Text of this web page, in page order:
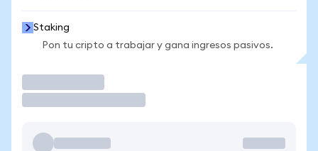
Staking
Pon tu cripto a trabajar y gana ingresos pasivos.